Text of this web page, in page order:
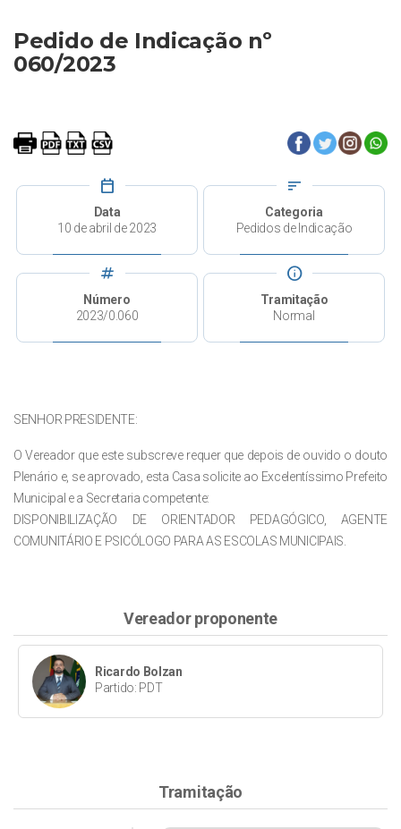
Pedido de Indicação nº
060/2023
calendar_today
Data
10 de abril de 2023
sort
Categoria
Pedidos de Indicação
tag
Número
2023/0.060
info
Tramitação
Normal
SENHOR PRESIDENTE:
O Vereador que este subscreve requer que depois de ouvido o douto
Plenário e, se aprovado, esta Casa solicite ao Excelentíssimo Prefeito
Municipal e a Secretaria competente:
DISPONIBILIZAÇÃO DE ORIENTADOR PEDAGÓGICO, AGENTE
COMUNITÁRIO E PSICÓLOGO PARA AS ESCOLAS MUNICIPAIS.
Vereador proponente
Ricardo Bolzan
Partido: PDT
Tramitação